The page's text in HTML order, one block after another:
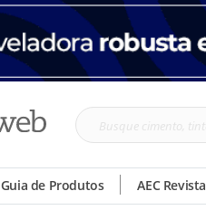
Busque
tinta,
etc
Guia de Produtos AEC Revista